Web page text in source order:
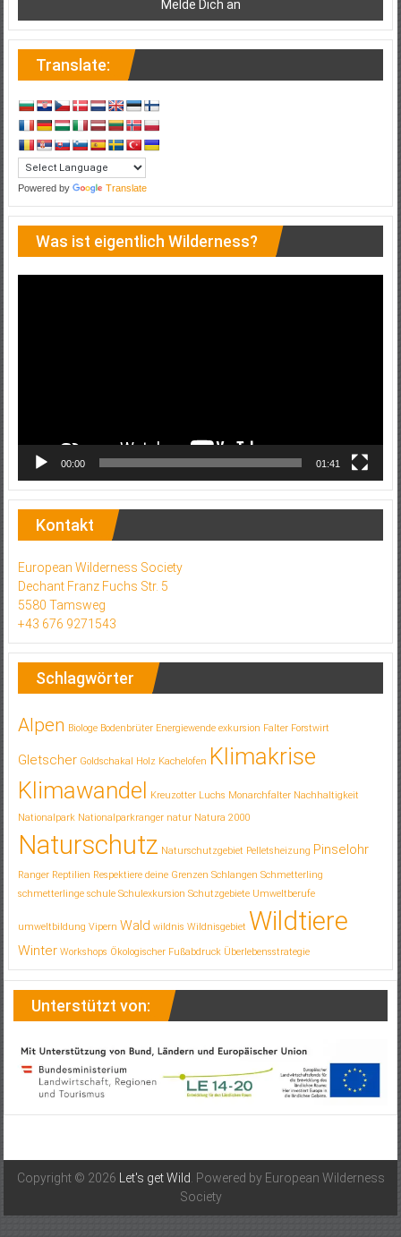
Translate:
Powered by Translate
Was ist eigentlich Wilderness?
00:00 01:41
Kontakt
European Wilderness Society
Dechant Franz Fuchs Str. 5
5580 Tamsweg
+43 676 9271543
Schlagwörter
Alpen Biologe Bodenbrüter Energiewende exkursion Falter Forstwirt
Gletscher Goldschakal Holz Kachelofen Klimakrise
Klimawandel Kreuzotter Luchs Monarchfalter Nachhaltigkeit
Nationalpark Nationalparkranger natur Natura 2000
Naturschutz Naturschutzgebiet Pelletsheizung Pinselohr
Ranger Reptilien Respektiere deine Grenzen Schlangen Schmetterling
schmetterlinge schule Schulexkursion Schutzgebiete Umweltberufe
umweltbildung Vipern Wald wildnis Wildnisgebiet Wildtiere
Winter Workshops Ökologischer Fußabdruck Überlebensstrategie
Unterstützt von:
Copyright © 2026 Let's get Wild . Powered by European Wilderness
Society